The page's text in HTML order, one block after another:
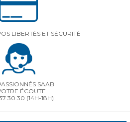
LIBERTÉS ET SÉCURITÉ
SAAB
ÉCOUTE
30 30 (14H-18H)